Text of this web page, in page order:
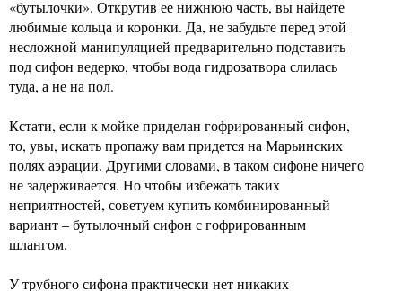
«бутылочки». Открутив ее нижнюю часть, вы найдете
любимые кольца и коронки. Да, не забудьте перед этой
несложной манипуляцией предварительно подставить
под сифон ведерко, чтобы вода гидрозатвора слилась
туда, а не на пол.
Кстати, если к мойке приделан гофрированный сифон,
то, увы, искать пропажу вам придется на Марьинских
полях аэрации. Другими словами, в таком сифоне ничего
не задерживается. Но чтобы избежать таких
неприятностей, советуем купить комбинированный
вариант – бутылочный сифон с гофрированным
шлангом.
У трубного сифона практически нет никаких